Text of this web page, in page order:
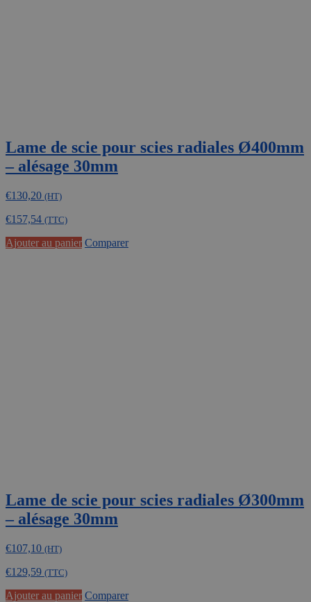
Lame de scie pour scies radiales Ø400mm
– alésage 30mm
€130,20 (HT)
€157,54 (TTC)
Ajouter au panier Comparer
Lame de scie pour scies radiales Ø300mm
– alésage 30mm
€107,10 (HT)
€129,59 (TTC)
Ajouter au panier Comparer